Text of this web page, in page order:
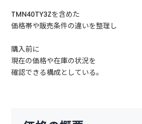
TMN40TY3Zを含めた
価格帯や販売条件の違いを整理し
購入前に
現在の価格や在庫の状況を
確認できる構成としている。